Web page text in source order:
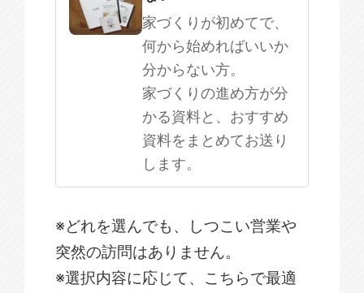
家づくりが初めてで、
何から始めればいいか
分からない方。
家づくりの進め方が分
かる資料と、おすすめ
資料をまとめてお送り
します。
※どれを選んでも、しつこい営業や
突然の訪問はありません。
※選択内容に応じて、こちらで最適